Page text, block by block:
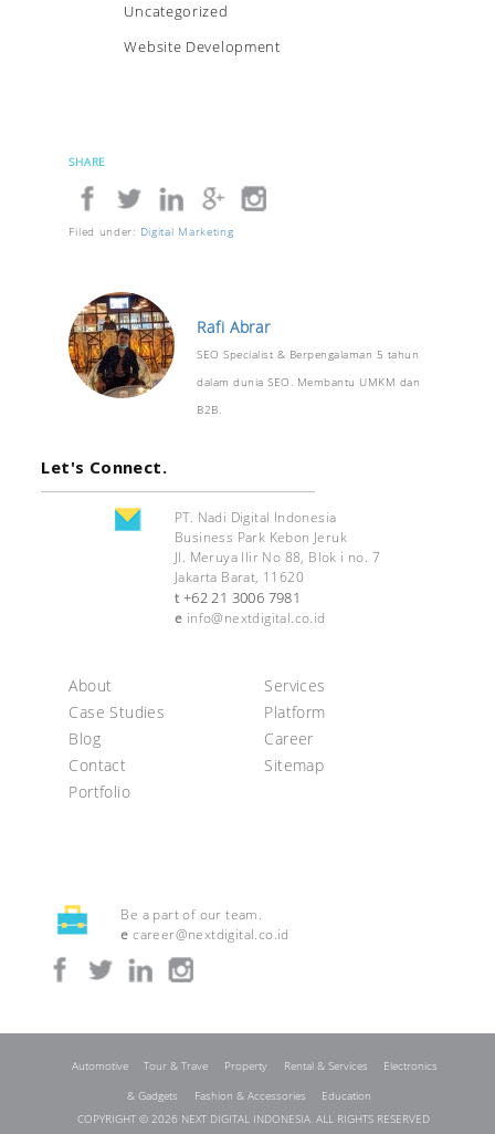
Uncategorized
Website Development
SHARE
Filed under: Digital Marketing
Rafi Abrar
SEO Specialist & Berpengalaman 5 tahun
dalam dunia SEO. Membantu UMKM dan
B2B.
Let's Connect.
PT. Nadi Digital Indonesia
Business Park Kebon Jeruk
Jl. Meruya Ilir No 88, Blok i no. 7
Jakarta Barat, 11620
t +62 21 3006 7981
e info@nextdigital.co.id
About
Case Studies
Blog
Contact
Portfolio
Services
Platform
Career
Sitemap
Be a part of our team.
e career@nextdigital.co.id
Automotive Tour & Trave Property Rental & Services Electronics
& Gadgets Fashion & Accessories
Education
COPYRIGHT © 2026 NEXT DIGITAL INDONESIA. ALL RIGHTS RESERVED